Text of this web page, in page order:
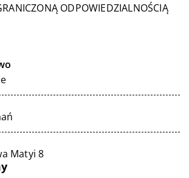
ODPOWIEDZIALNOŚCIĄ
Matyi 8